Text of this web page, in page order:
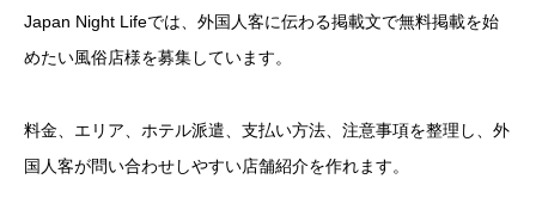
Japan Night Lifeでは、外国人客に伝わる掲載文で無料掲載を始
めたい風俗店様を募集しています。
料金、エリア、ホテル派遣、支払い方法、注意事項を整理し、外
国人客が問い合わせしやすい店舗紹介を作れます。